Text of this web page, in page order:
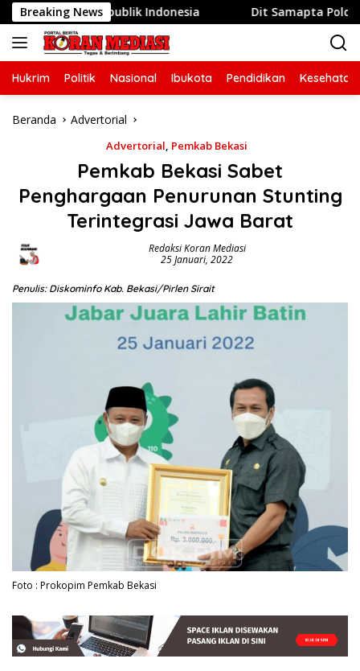
Langsung
ke
konten
Breaking News
81 Republik Indonesia Dit Samapta Polda Metro
Hukrim Politik Nasional Ibukota Pendidikan Kesehatan
Beranda Advertorial
Advertorial, Pemkab Bekasi
Pemkab Bekasi Sabet
Penghargaan Penurunan Stunting
Terintegrasi Jawa Barat
Redaksi Koran Mediasi
25 Januari, 2022
Penulis: Diskominfo Kab. Bekasi/Pirlen Sirait
Foto : Prokopim Pemkab Bekasi